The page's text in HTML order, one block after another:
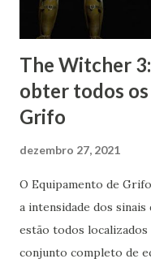
The Witcher
obter todos
Grifo
dezembro 27, 2021
O Equipamento de
a intensidade dos
estão todos localizados
conjunto completo de